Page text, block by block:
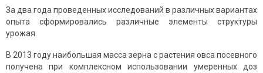
За два года проведенных исследований в различных вариантах
опыта сформировались различные элементы структуры
урожая.
В 2013 году наибольшая масса зерна с растения овса посевного
получена при комплексном использовании умеренных доз